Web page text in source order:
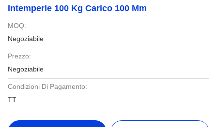
Intemperie 100 Kg Carico 100 Mm
MOQ:
Negoziabile
Prezzo:
Negoziabile
Condizioni Di Pagamento:
TT